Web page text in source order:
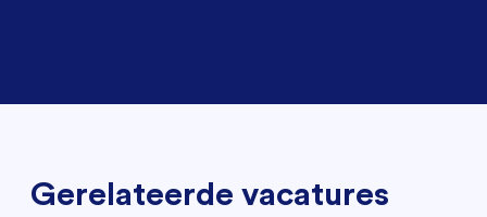
Gerelateerde vacatures